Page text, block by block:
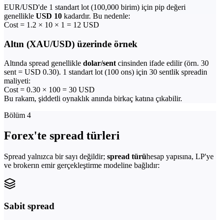
EUR/USD'de 1 standart lot (100,000 birim) için pip değeri
genellikle USD 10 kadardır. Bu nedenle:
Cost = 1.2 × 10 × 1 = 12 USD
Altın (XAU/USD) üzerinde örnek
Altında spread genellikle dolar/sent cinsinden ifade edilir (örn. 30
sent = USD 0.30). 1 standart lot (100 ons) için 30 sentlik spreadin
maliyeti:
Cost = 0.30 × 100 = 30 USD
Bu rakam, şiddetli oynaklık anında birkaç katına çıkabilir.
Bölüm 4
Forex'te spread türleri
Spread yalnızca bir sayı değildir; spread türühesap yapısına, LP'ye
ve brokerın emir gerçekleştirme modeline bağlıdır:
Sabit spread